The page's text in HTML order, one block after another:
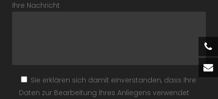
Ihre Nachricht
Sie erklären sich damit einverstanden, dass Ihre
Daten zur Bearbeitung Ihres Anliegens verwendet